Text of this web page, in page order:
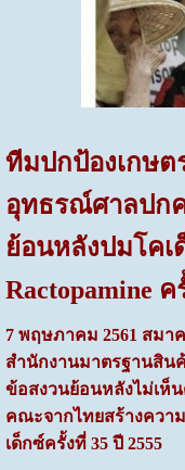
ทีมปกป้องเกษ
อุทธรณ์ศาลปก
ย้อนหลังปมโคเ
Ractopamine ค
7 พฤษภาคม 2561 สม
สำนักงานมาตรฐานสิน
ข้อสงวนย้อนหลังไม่เห็
คณะจากไทยสร้างควา
เด็กซ์ครั้งที่ 35 ปี 2555